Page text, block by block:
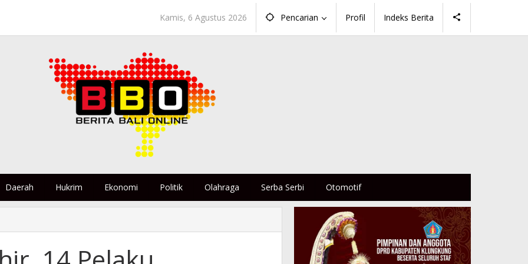
Kamis, 6 Agustus 2026 Pencarian Profil Indeks Berita
Daerah Hukrim Ekonomi Politik Olahraga Serba Serbi Otomotif